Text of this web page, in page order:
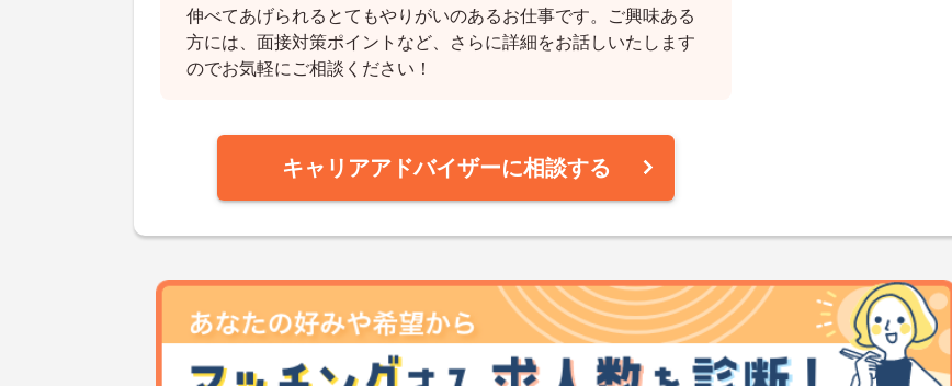
伸べてあげられるとてもやりがいのあるお仕事です。ご興味ある
方には、面接対策ポイントなど、さらに詳細をお話しいたします
のでお気軽にご相談ください！
キャリアアドバイザーに相談する